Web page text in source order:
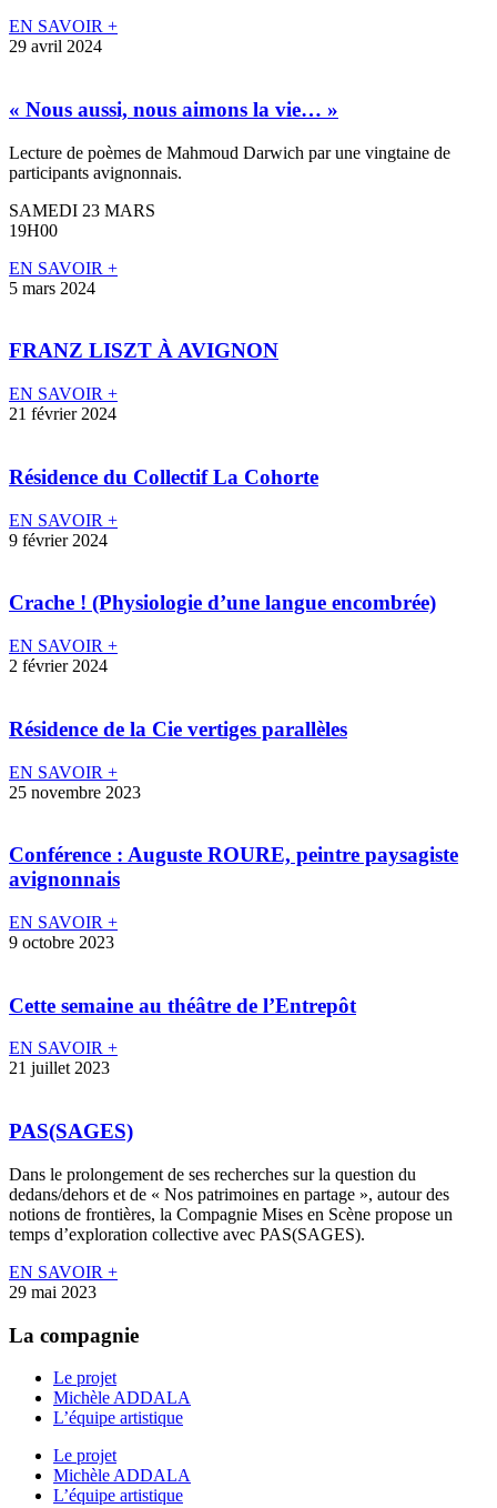
EN SAVOIR +
29 avril 2024
« Nous aussi, nous aimons la vie… »
Lecture de poèmes de Mahmoud Darwich par une vingtaine de
participants avignonnais.
SAMEDI 23 MARS
19H00
EN SAVOIR +
5 mars 2024
FRANZ LISZT À AVIGNON
EN SAVOIR +
21 février 2024
Résidence du Collectif La Cohorte
EN SAVOIR +
9 février 2024
Crache ! (Physiologie d’une langue encombrée)
EN SAVOIR +
2 février 2024
Résidence de la Cie vertiges parallèles
EN SAVOIR +
25 novembre 2023
Conférence : Auguste ROURE, peintre paysagiste
avignonnais
EN SAVOIR +
9 octobre 2023
Cette semaine au théâtre de l’Entrepôt
EN SAVOIR +
21 juillet 2023
PAS(SAGES)
Dans le prolongement de ses recherches sur la question du
dedans/dehors et de « Nos patrimoines en partage », autour des
notions de frontières, la Compagnie Mises en Scène propose un
temps d’exploration collective avec PAS(SAGES).
EN SAVOIR +
29 mai 2023
La compagnie
Le projet
Michèle ADDALA
L’équipe artistique
Le projet
Michèle ADDALA
L’équipe artistique